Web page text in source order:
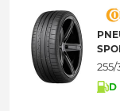
255/
D